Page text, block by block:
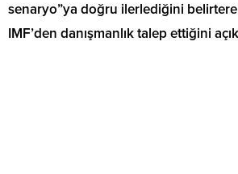
senaryo”ya doğru ilerlediğini
IMF’den danışmanlık talep ettiğini